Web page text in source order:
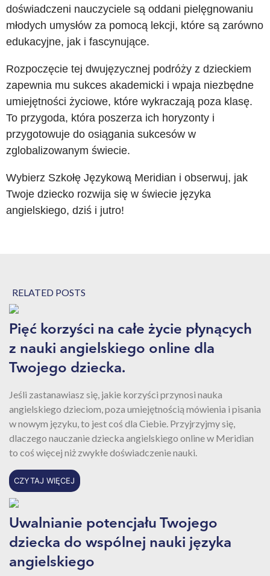
doświadczeni nauczyciele są oddani pielęgnowaniu
młodych umysłów za pomocą lekcji, które są zarówno
edukacyjne, jak i fascynujące.
Rozpoczęcie tej dwujęzycznej podróży z dzieckiem
zapewnia mu sukces akademicki i wpaja niezbędne
umiejętności życiowe, które wykraczają poza klasę.
To przygoda, która poszerza ich horyzonty i
przygotowuje do osiągania sukcesów w
zglobalizowanym świecie.
Wybierz Szkołę Językową Meridian i obserwuj, jak
Twoje dziecko rozwija się w świecie języka
angielskiego, dziś i jutro!
RELATED POSTS
Pięć korzyści na całe życie płynących
z nauki angielskiego online dla
Twojego dziecka.
Jeśli zastanawiasz się, jakie korzyści przynosi nauka
angielskiego dzieciom, poza umiejętnością mówienia i pisania
w nowym języku, to jest coś dla Ciebie. Przyjrzyjmy się,
dlaczego nauczanie dziecka angielskiego online w Meridian
to coś więcej niż zwykłe doświadczenie nauki.
CZYTAJ WIĘCEJ
Uwalnianie potencjału Twojego
dziecka do wspólnej nauki języka
angielskiego